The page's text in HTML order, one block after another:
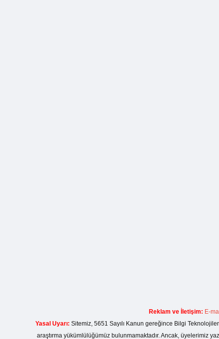
Reklam ve İletişim: E-
Yasal Uyarı: Sitemiz, 5651 Sayılı Kanun gereğince Bilgi
araştırma yükümlülüğümüz bulunmamaktadır. Ancak, üyelerimiz